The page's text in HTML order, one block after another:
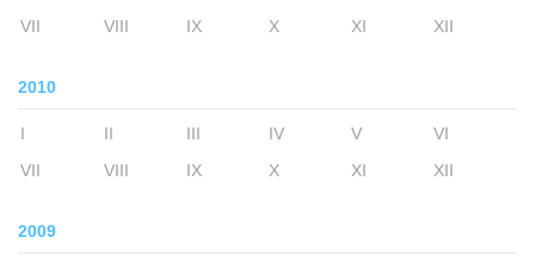
VII
VIII IX X XI XII
2010
I II III IV V
VI
VII
VIII IX X XI XII
2009